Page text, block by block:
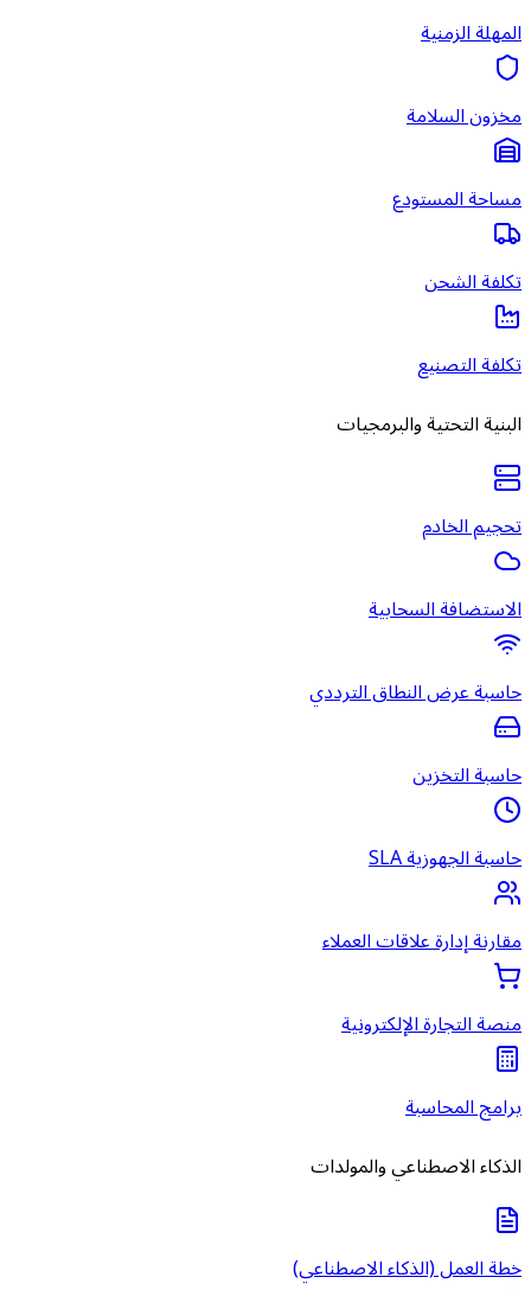
المهلة الزمنية
مخزون السلامة
مساحة المستودع
تكلفة الشحن
تكلفة التصنيع
البنية التحتية والبرمجيات
تحجيم الخادم
الاستضافة السحابية
حاسبة عرض النطاق الترددي
حاسبة التخزين
حاسبة الجهوزية SLA
مقارنة إدارة علاقات العملاء
منصة التجارة الإلكترونية
برامج المحاسبة
الذكاء الاصطناعي والمولدات
خطة العمل (الذكاء الاصطناعي)